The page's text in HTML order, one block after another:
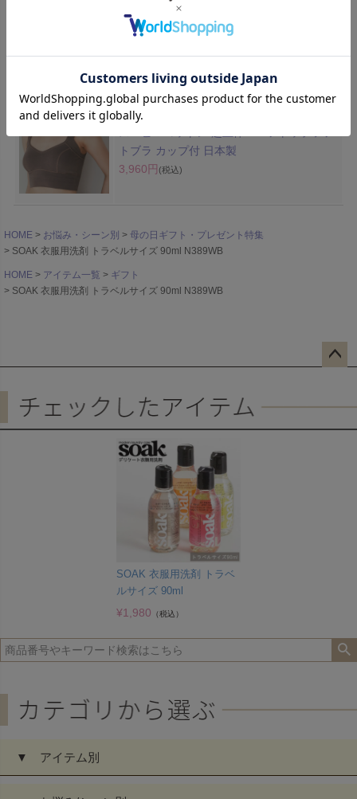
綿100% ソフトブラ カップ付 アジャスター
トブラ カップ付 日本製
3,960円 (税込)
HOME お悩み・シーン別
母の日ギフト・プレゼント特集
SOAK 衣服用洗剤 トラベルサイズ 90ml N389WB
HOME アイテム一覧
ギフト
SOAK 衣服用洗剤 トラベルサイズ 90ml N389WB
へ
SOAK 衣服用洗剤 トラベ
ルサイズ 90ml
¥1,980 （税込）
▼ アイテム別